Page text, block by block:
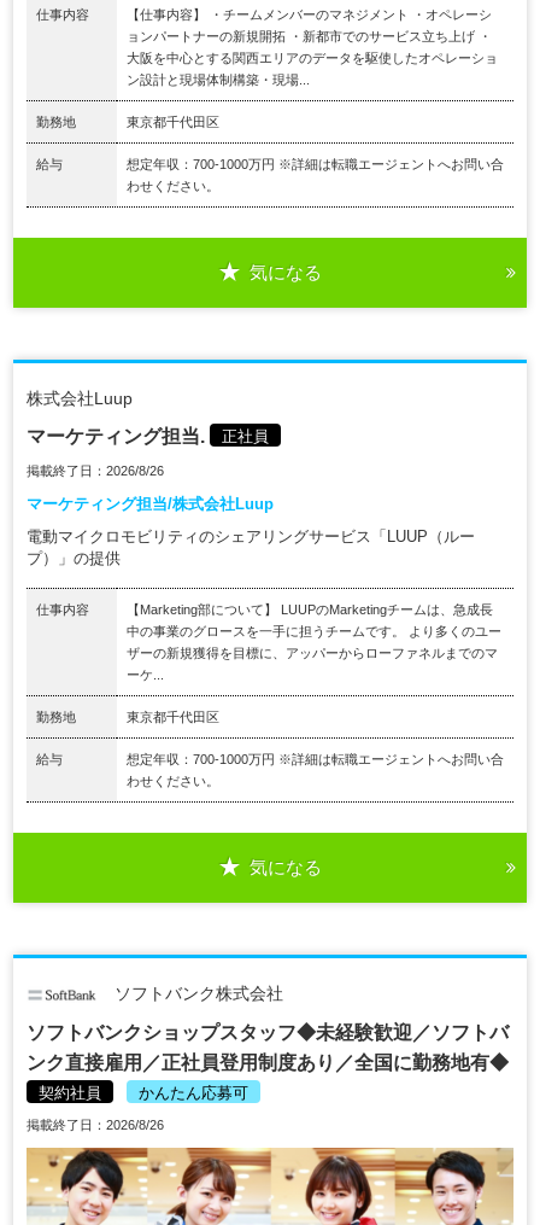
仕事内容
【仕事内容】 ・チームメンバーのマネジメント ・オペレーシ
ョンパートナーの新規開拓 ・新都市でのサービス立ち上げ ・
大阪を中心とする関西エリアのデータを駆使したオペレーショ
ン設計と現場体制構築・現場...
勤務地 東京都千代田区
給与
想定年収：700-1000万円 ※詳細は転職エージェントへお問い合
わせください。
気になる
株式会社Luup
マーケティング担当. 正社員
掲載終了日：2026/8/26
マーケティング担当/株式会社Luup
電動マイクロモビリティのシェアリングサービス「LUUP（ルー
プ）」の提供
仕事内容
【Marketing部について】 LUUPのMarketingチームは、急成長
中の事業のグロースを一手に担うチームです。 より多くのユー
ザーの新規獲得を目標に、アッパーからローファネルまでのマ
ーケ...
勤務地 東京都千代田区
給与
想定年収：700-1000万円 ※詳細は転職エージェントへお問い合
わせください。
気になる
ソフトバンク株式会社
ソフトバンクショップスタッフ◆未経験歓迎／ソフトバ
ンク直接雇用／正社員登用制度あり／全国に勤務地有◆
契約社員 かんたん応募可
掲載終了日：2026/8/26